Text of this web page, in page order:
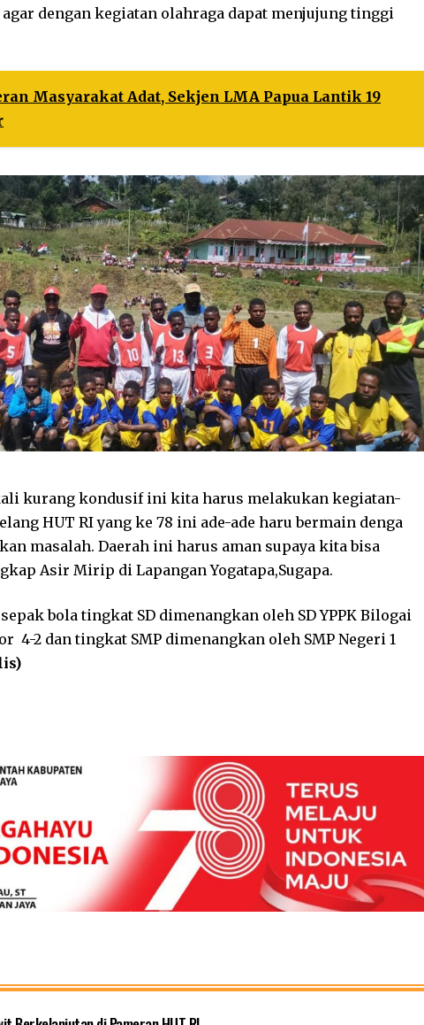
dengan kegiatan olahraga dapat menjujung tinggi
Masyarakat Adat, Sekjen LMA Papua Lantik 19
kurang kondusif ini kita harus melakukan kegiatan-
HUT RI yang ke 78 ini ade-ade haru bermain denga
masalah. Daerah ini harus aman supaya kita bisa
Asir Mirip di Lapangan Yogatapa,Sugapa.
bola tingkat SD dimenangkan oleh SD YPPK Bilogai
4-2 dan tingkat SMP dimenangkan oleh SMP Negeri 1